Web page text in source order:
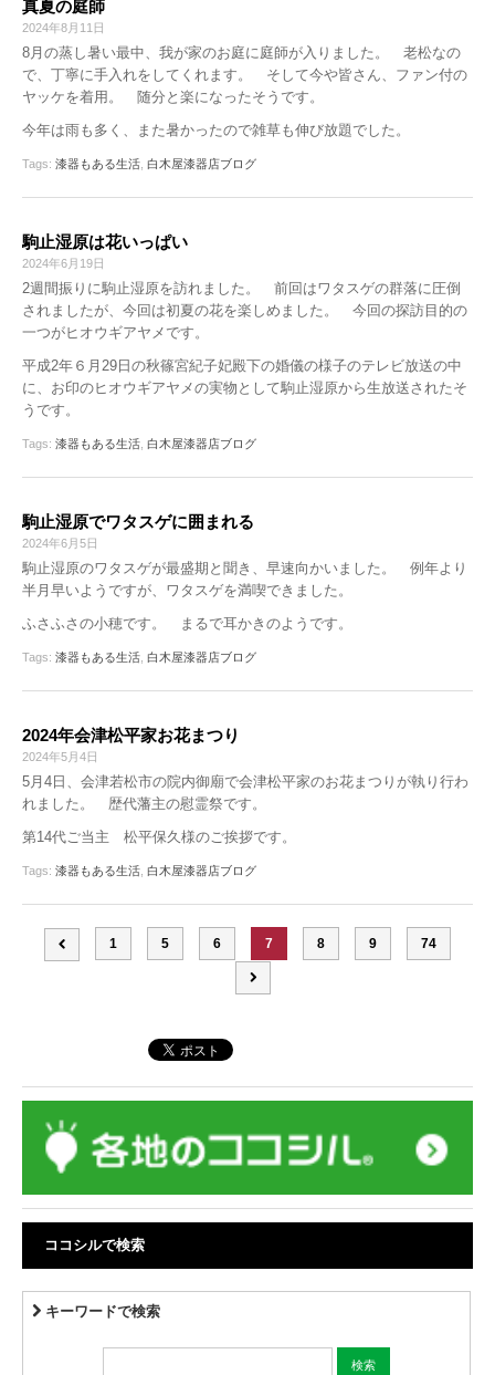
真夏の庭師
2024年8月11日
8月の蒸し暑い最中、我が家のお庭に庭師が入りました。 老松なの
で、丁寧に手入れをしてくれます。 そして今や皆さん、ファン付の
ヤッケを着用。 随分と楽になったそうです。
今年は雨も多く、また暑かったので雑草も伸び放題でした。
Tags: 漆器もある生活 白木屋漆器店ブログ
駒止湿原は花いっぱい
2024年6月19日
2週間振りに駒止湿原を訪れました。 前回はワタスゲの群落に圧倒
されましたが、今回は初夏の花を楽しめました。 今回の探訪目的の
一つがヒオウギアヤメです。
平成2年６月29日の秋篠宮紀子妃殿下の婚儀の様子のテレビ放送の中
に、お印のヒオウギアヤメの実物として駒止湿原から生放送されたそ
うです。
Tags: 漆器もある生活 白木屋漆器店ブログ
駒止湿原でワタスゲに囲まれる
2024年6月5日
駒止湿原のワタスゲが最盛期と聞き、早速向かいました。 例年より
半月早いようですが、ワタスゲを満喫できました。
ふさふさの小穂です。 まるで耳かきのようです。
Tags: 漆器もある生活 白木屋漆器店ブログ
2024年会津松平家お花まつり
2024年5月4日
5月4日、会津若松市の院内御廟で会津松平家のお花まつりが執り行わ
れました。 歴代藩主の慰霊祭です。
第14代ご当主 松平保久様のご挨拶です。
Tags: 漆器もある生活 白木屋漆器店ブログ
1 5 6 7 8 9 74
ココシルで検索
キーワードで検索